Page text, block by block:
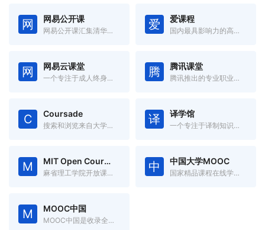
网 网易公开课
网易公开课汇集清华、北大、哈佛、耶鲁等世界名校共上千门课程 爱 爱课程
国内最具影响力的高等教育在线开放课程平台
网 网易云课堂
一个专注于成人终身学习的在线教育平台 腾 腾讯课堂
腾讯推出的专业职业培训在线教育平台
C Coursade
搜索和浏览来自大学和在线学习提供者的在线课程。 译 译学馆
一个专注于译制知识视频的平台
M MIT Open Courseware
麻省理工学院开放课程资源 中 中国大学MOOC
国家精品课程在线学习平台
M MOOC中国
MOOC中国是收录全球优秀开放式在线课程的中文慕课网